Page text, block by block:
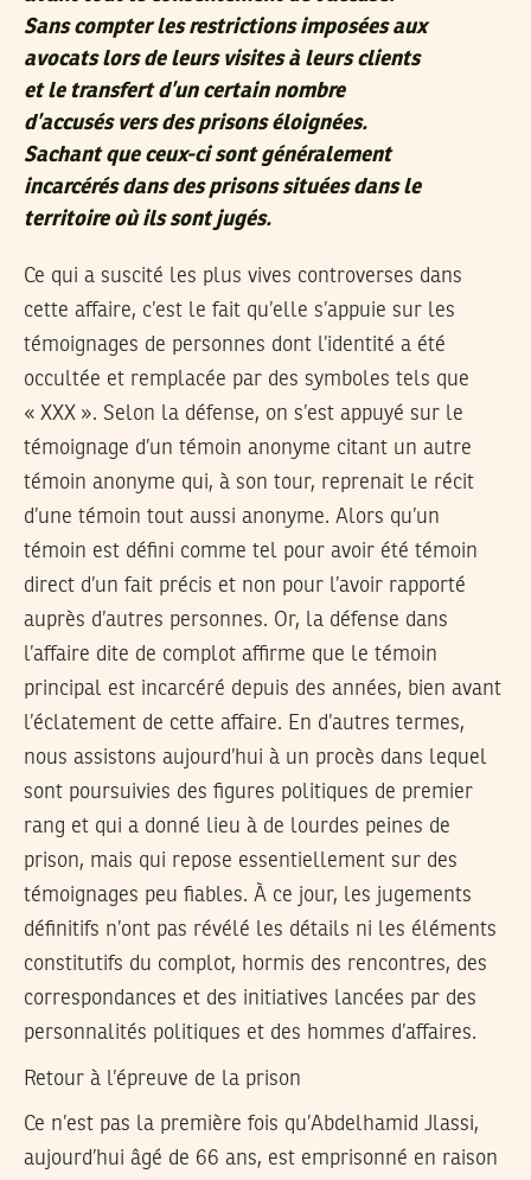
Sans compter les restrictions imposées aux
avocats lors de leurs visites à leurs clients
et le transfert d’un certain nombre
d’accusés vers des prisons éloignées.
Sachant que ceux-ci sont généralement
incarcérés dans des prisons situées dans le
territoire où ils sont jugés.
Ce qui a suscité les plus vives controverses dans
cette affaire, c’est le fait qu’elle s’appuie sur les
témoignages de personnes dont l’identité a été
occultée et remplacée par des symboles tels que
« XXX ». Selon la défense, on s’est appuyé sur le
témoignage d’un témoin anonyme citant un autre
témoin anonyme qui, à son tour, reprenait le récit
d’une témoin tout aussi anonyme. Alors qu’un
témoin est défini comme tel pour avoir été témoin
direct d’un fait précis et non pour l’avoir rapporté
auprès d’autres personnes. Or, la défense dans
l’affaire dite de complot affirme que le témoin
principal est incarcéré depuis des années, bien avant
l’éclatement de cette affaire. En d’autres termes,
nous assistons aujourd’hui à un procès dans lequel
sont poursuivies des figures politiques de premier
rang et qui a donné lieu à de lourdes peines de
prison, mais qui repose essentiellement sur des
témoignages peu fiables. À ce jour, les jugements
définitifs n’ont pas révélé les détails ni les éléments
constitutifs du complot, hormis des rencontres, des
correspondances et des initiatives lancées par des
personnalités politiques et des hommes d’affaires.
Retour à l’épreuve de la prison
Ce n’est pas la première fois qu’Abdelhamid Jlassi,
aujourd’hui âgé de 66 ans, est emprisonné en raison